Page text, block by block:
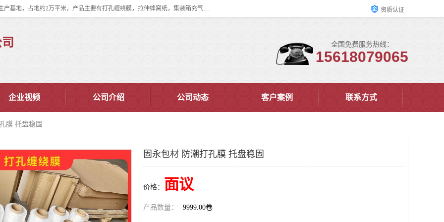
双忠包装材料（苏州）有限公司是上海双忠包装材料设立在苏州太仓的生产基地，占地约2万平米，产品主要有打孔缠绕膜，拉伸蜂窝纸，集装箱充气袋，滑托板，打包带，裹包网兜，防滑纸等箱体和托盘的运输和保护性包材。固永包材®，GooYon Pack®，是我们保护性包装材料的专属品牌。 资质认证
全国免费服务热线：
15618079065
企业视频 公司介绍 公司动态 客户案例 联系方式
膜 托盘稳固
固永包材 防潮打孔膜 托盘稳固
价格： 面议
产品数量： 9999.00卷